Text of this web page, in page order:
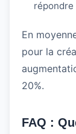
En
pour la
20%.
FAQ :